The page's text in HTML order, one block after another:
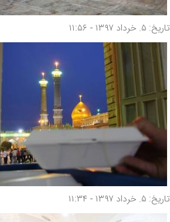
تاریخ: ۵. خرداد ۱۳۹۷ - ۱۱:۵۶
تاریخ: ۵. خرداد ۱۳۹۷ - ۱۱:۳۴